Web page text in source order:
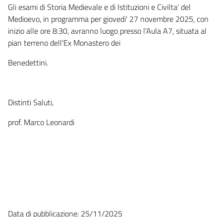
Gli esami di Storia Medievale e di Istituzioni e Civilta' del
Medioevo, in programma per giovedi' 27 novembre 2025, con
inizio alle ore 8:30, avranno luogo presso l'Aula A7, situata al
pian terreno dell'Ex Monastero dei
Benedettini.
Distinti Saluti,
prof. Marco Leonardi
Data di pubblicazione: 25/11/2025